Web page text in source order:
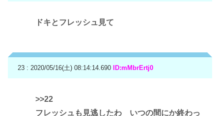
ドキとフレッシュ見て
23 : 2020/05/16(土) 08:14:14.690 ID:mMbrErtj0
>>22
フレッシュも見逃したわ いつの間にか終わっ